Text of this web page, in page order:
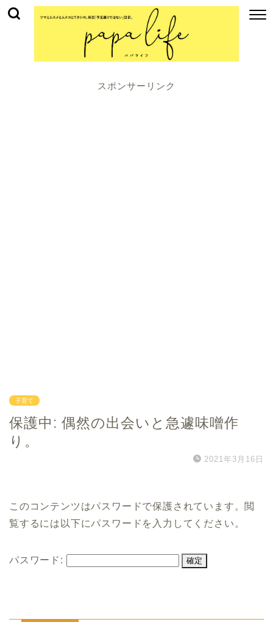
スポンサーリンク
子育て
保護中: 偶然の出会いと急遽味噌作
り。
2021年3月16日
このコンテンツはパスワードで保護されています。閲
覧するには以下にパスワードを入力してください。
パスワード: